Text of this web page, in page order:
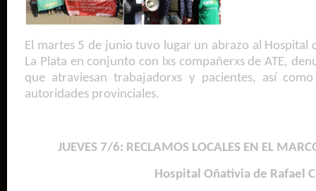
El martes 5 de junio tuvo lugar un abrazo al Hospital
La Plata en conjunto con lxs compañerxs de ATE,
que atraviesan trabajadorxs y pacientes, así
autoridades provinciales.
JUEVES 7/6: RECLAMOS LOCALES EN EL
Hospital Oñativia de Rafael